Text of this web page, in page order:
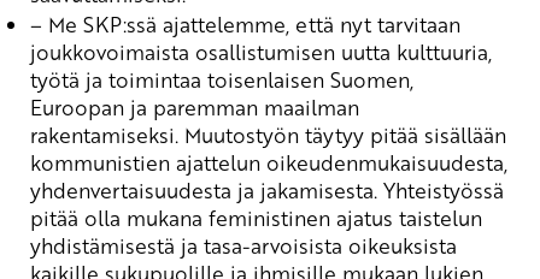
– Me SKP:ssä ajattelemme, että nyt tarvitaan
joukkovoimaista osallistumisen uutta kulttuuria,
työtä ja toimintaa toisenlaisen Suomen,
Euroopan ja paremman maailman
rakentamiseksi. Muutostyön täytyy pitää sisällään
kommunistien ajattelun oikeudenmukaisuudesta,
yhdenvertaisuudesta ja jakamisesta. Yhteistyössä
pitää olla mukana feministinen ajatus taistelun
yhdistämisestä ja tasa-arvoisista oikeuksista